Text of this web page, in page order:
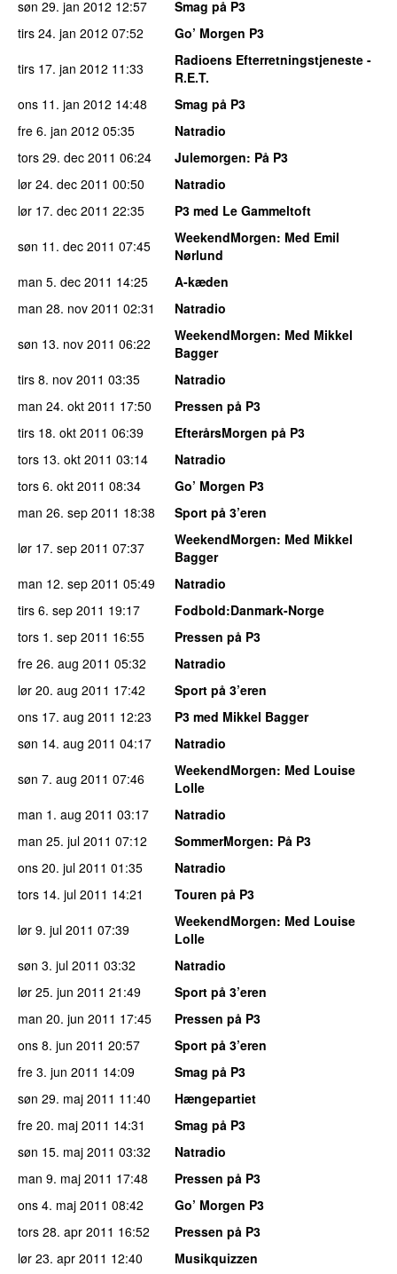
søn 29. jan 2012 12:57
Smag på P3
tirs 24. jan 2012 07:52
Go’ Morgen P3
tirs 17. jan 2012 11:33
Radioens Efterretningstjeneste -
R.E.T.
ons 11. jan 2012 14:48
Smag på P3
fre 6. jan 2012 05:35
Natradio
tors 29. dec 2011 06:24 Julemorgen: På P3
lør 24. dec 2011 00:50
Natradio
lør 17. dec 2011 22:35
P3 med Le Gammeltoft
søn 11. dec 2011 07:45 WeekendMorgen: Med Emil
Nørlund
man 5. dec 2011 14:25
A-kæden
man 28. nov 2011 02:31
Natradio
søn 13. nov 2011 06:22 WeekendMorgen: Med Mikkel
Bagger
tirs 8. nov 2011 03:35
Natradio
man 24. okt 2011 17:50
Pressen på P3
tirs 18. okt 2011 06:39
EfterårsMorgen på P3
tors 13. okt 2011 03:14
Natradio
tors 6. okt 2011 08:34
Go’ Morgen P3
man 26. sep 2011 18:38
Sport på 3’eren
lør 17. sep 2011 07:37 WeekendMorgen: Med Mikkel
Bagger
man 12. sep 2011 05:49
Natradio
tirs 6. sep 2011 19:17
Fodbold:Danmark-Norge
tors 1. sep 2011 16:55
Pressen på P3
fre 26. aug 2011 05:32
Natradio
lør 20. aug 2011 17:42
Sport på 3’eren
ons 17. aug 2011 12:23
P3 med Mikkel Bagger
søn 14. aug 2011 04:17
Natradio
søn 7. aug 2011 07:46 WeekendMorgen: Med Louise
Lolle
man 1. aug 2011 03:17
Natradio
man 25. jul 2011 07:12 SommerMorgen: På P3
ons 20. jul 2011 01:35
Natradio
tors 14. jul 2011 14:21
Touren på P3
lør 9. jul 2011 07:39 WeekendMorgen: Med Louise
Lolle
søn 3. jul 2011 03:32
Natradio
lør 25. jun 2011 21:49
Sport på 3’eren
man 20. jun 2011 17:45
Pressen på P3
ons 8. jun 2011 20:57
Sport på 3’eren
fre 3. jun 2011 14:09
Smag på P3
søn 29. maj 2011 11:40
Hængepartiet
fre 20. maj 2011 14:31
Smag på P3
søn 15. maj 2011 03:32
Natradio
man 9. maj 2011 17:48
Pressen på P3
ons 4. maj 2011 08:42
Go’ Morgen P3
tors 28. apr 2011 16:52
Pressen på P3
lør 23. apr 2011 12:40
Musikquizzen